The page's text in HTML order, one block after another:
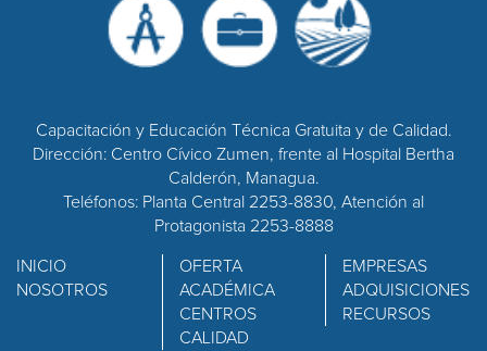
Capacitación y Educación Técnica Gratuita y de Calidad.
Dirección: Centro Cívico Zumen, frente al Hospital Bertha
Calderón, Managua.
Teléfonos: Planta Central 2253-8830, Atención al
Protagonista 2253-8888
INICIO
NOSOTROS
OFERTA
ACADÉMICA
CENTROS
CALIDAD
EMPRESAS
ADQUISICIONES
RECURSOS